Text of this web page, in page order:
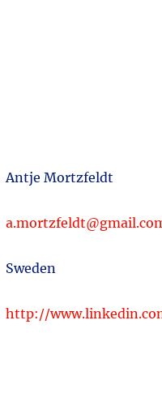
Antje Mortzfeldt
Sweden
http://